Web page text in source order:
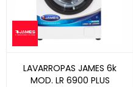
LAVARROPAS JAMES 6k
MOD. LR 6900 PLUS